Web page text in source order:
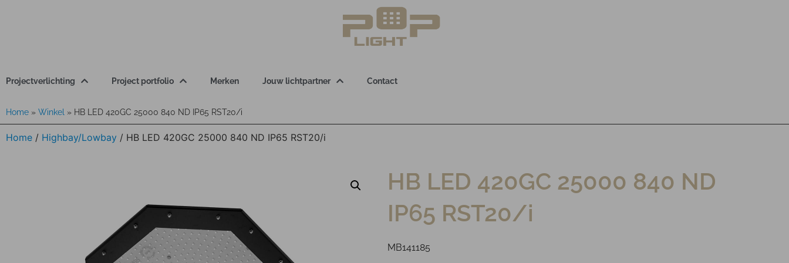
Projectverlichting Project portfolio Merken Jouw lichtpartner Contact
Home » Winkel » HB LED 420GC 25000 840 ND IP65 RST20/i
Home / Highbay/Lowbay / HB LED 420GC 25000 840 ND IP65 RST20/i
HB LED 420GC 25000 840 ND
IP65 RST20/i
MB141185